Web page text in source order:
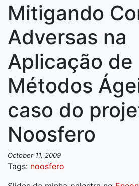
Mitigando
Adversas na
Aplicação de
Métodos
caso do
Noosfero
October 11, 2009
Tags: noosfero